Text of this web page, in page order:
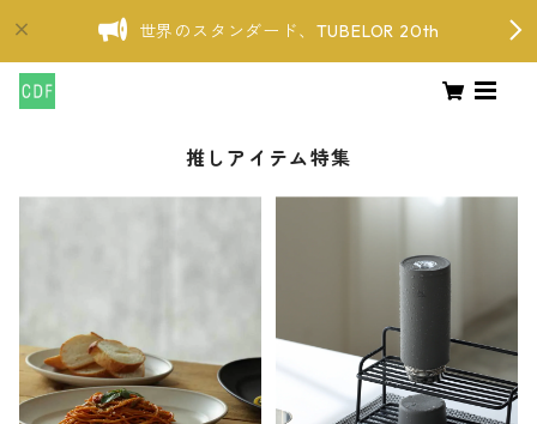
世界のスタンダード、TUBELOR 20th
推しアイテム特集